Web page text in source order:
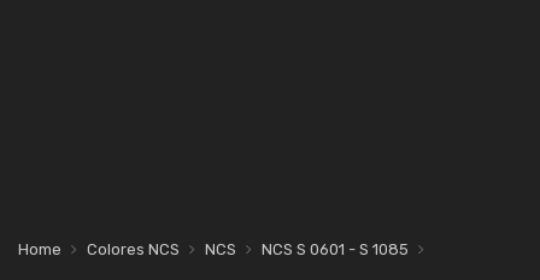
Home Colores NCS NCS
NCS S 0601 - S 1085